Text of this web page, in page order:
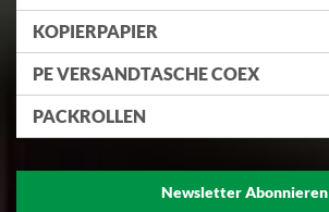
KOPIERPAPIER
PE VERSANDTASCHE COEX
PACKROLLEN
Newsletter Abonnieren